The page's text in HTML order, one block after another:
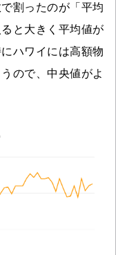
割ったのが「平均
と大きく平均値が
ハワイには高額物
ので、中央値がよ